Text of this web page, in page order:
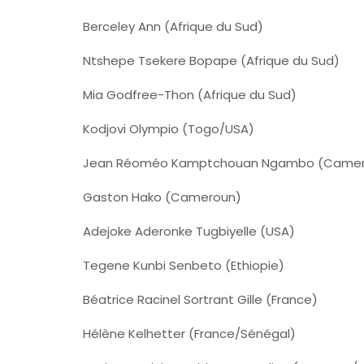
Berceley Ann (Afrique du Sud)
Ntshepe Tsekere Bopape (Afrique du Sud)
Mia Godfree-Thon (Afrique du Sud)
Kodjovi Olympio (Togo/USA)
Jean Réoméo Kamptchouan Ngambo
Gaston Hako (Cameroun)
Adejoke Aderonke Tugbiyelle (USA)
Tegene Kunbi Senbeto (Ethiopie)
Béatrice Racinel Sortrant Gille (France)
Hélène Kelhetter (France/Sénégal)